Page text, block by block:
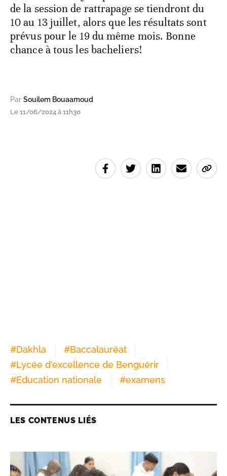
de la session de rattrapage se tiendront du
10 au 13 juillet, alors que les résultats sont
prévus pour le 19 du même mois. Bonne
chance à tous les bacheliers!
Par Souilem Bouaamoud
Le 11/06/2024 à 11h30
#Dakhla #Baccalauréat
#Lycée d'excellence de Benguérir
#Education nationale #examens
LES CONTENUS LIÉS